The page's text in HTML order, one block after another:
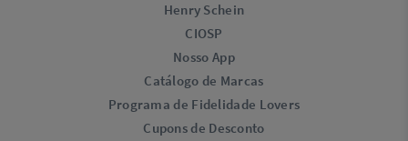
Henry Schein
CIOSP
Nosso App
Catálogo de Marcas
Programa de Fidelidade Lovers​
Cupons de Desconto